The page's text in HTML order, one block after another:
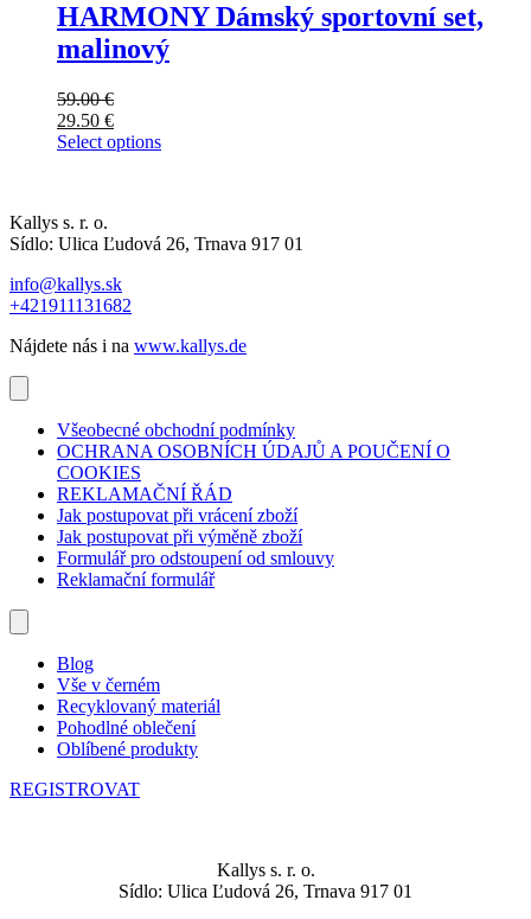
HARMONY Dámský sportovní set,
malinový
59.00€
29.50 €
Select options
Kallys s. r. o.
Sídlo: Ulica Ľudová 26, Trnava 917 01
info@kallys.sk
+421911131682
Nájdete nás i na www.kallys.de
Všeobecné obchodní podmínky
OCHRANA OSOBNÍCH ÚDAJŮ A POUČENÍ O
COOKIES
REKLAMAČNÍ ŘÁD
Jak postupovat při vrácení zboží
Jak postupovat při výměně zboží
Formulář pro odstoupení od smlouvy
Reklamační formulář
Blog
Vše v černém
Recyklovaný materiál
Pohodlné oblečení
Oblíbené produkty
REGISTROVAT
Kallys s. r. o.
Sídlo: Ulica Ľudová 26, Trnava 917 01